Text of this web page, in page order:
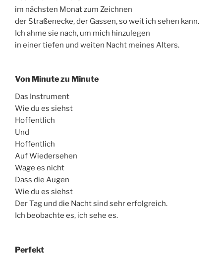
im nächsten Monat zum Zeichnen
der Straßenecke, der Gassen, so weit ich sehen kann.
Ich ahme sie nach, um mich hinzulegen
in einer tiefen und weiten Nacht meines Alters.
Von Minute zu Minute
Das Instrument
Wie du es siehst
Hoffentlich
Und
Hoffentlich
Auf Wiedersehen
Wage es nicht
Dass die Augen
Wie du es siehst
Der Tag und die Nacht sind sehr erfolgreich.
Ich beobachte es, ich sehe es.
Perfekt